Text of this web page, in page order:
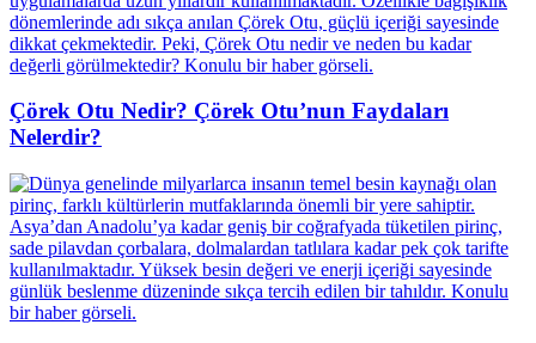
Çörek Otu Nedir? Çörek Otu’nun Faydaları
Nelerdir?